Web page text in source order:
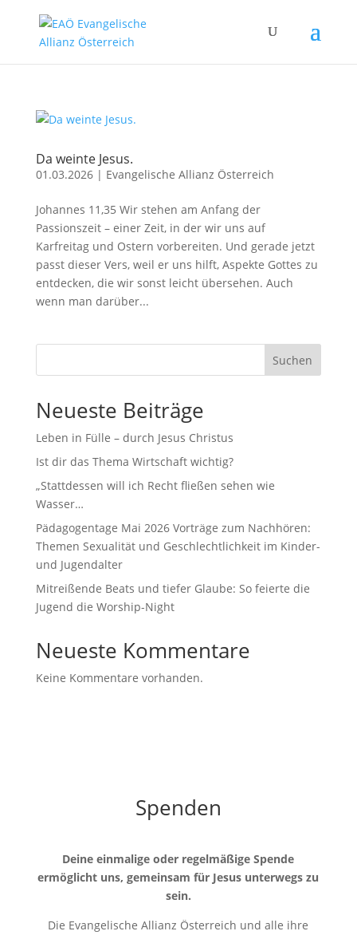
Da weinte Jesus.
01.03.2026| Evangelische Allianz Österreich
Johannes 11,35 Wir stehen am Anfang der
Passionszeit – einer Zeit, in der wir uns auf
Karfreitag und Ostern vorbereiten. Und gerade jetzt
passt dieser Vers, weil er uns hilft, Aspekte Gottes zu
entdecken, die wir sonst leicht übersehen. Auch
wenn man darüber...
Suchen
Neueste Beiträge
Leben in Fülle – durch Jesus Christus
Ist dir das Thema Wirtschaft wichtig?
„Stattdessen will ich Recht fließen sehen wie
Wasser…
Pädagogentage Mai 2026 Vorträge zum Nachhören:
Themen Sexualität und Geschlechtlichkeit im Kinder-
und Jugendalter
Mitreißende Beats und tiefer Glaube: So feierte die
Jugend die Worship-Night
Neueste Kommentare
Keine Kommentare vorhanden.
Spenden
Deine einmalige oder regelmäßige Spende
ermöglicht uns, gemeinsam für Jesus unterwegs zu
sein.
Die Evangelische Allianz Österreich und alle ihre